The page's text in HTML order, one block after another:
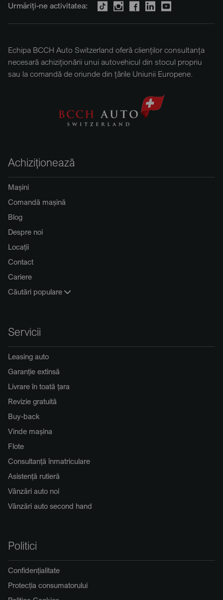
Urmăriți-ne activitatea:
Echipa BCCH Auto Switzerland oferă clienților consultanța
necesară achiziționării unui autovehicul din stocul propriu
sau la comandă de oriunde din țările Uniunii Europene.
Achiziționează
Mașini
Comandă mașină
Blog
Despre noi
Locații
Contact
Cariere
Căutări populare
Servicii
Leasing auto
Garanție extinsă
Livrare în toată țara
Revizie gratuită
Buy-back
Vinde mașina
Flote
Consultanță înmatriculare
Asistență rutieră
Vânzări auto noi
Vânzări auto second hand
Politici
Confidențialitate
Protecția consumatorului